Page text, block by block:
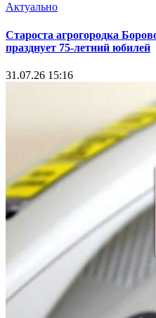
Актуально
Староста агрогородка
празднует 75-летний юбилей
31.07.26 15:16